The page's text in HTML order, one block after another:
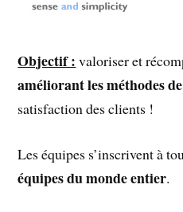
Objectif : valoriser et
améliorant les méthodes
satisfaction des clients !
Les équipes s’inscrivent à
équipes du monde entier.